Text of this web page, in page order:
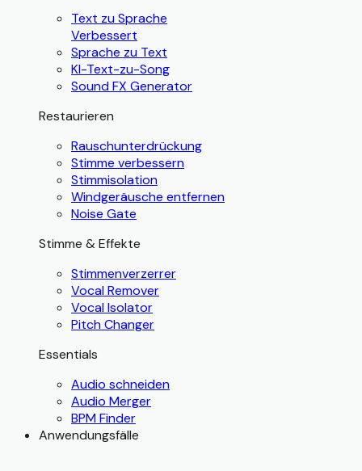
Text zu Sprache
Verbessert
Sprache zu Text
KI-Text-zu-Song
Sound FX Generator
Restaurieren
Rauschunterdrückung
Stimme verbessern
Stimmisolation
Windgeräusche entfernen
Noise Gate
Stimme & Effekte
Stimmenverzerrer
Vocal Remover
Vocal Isolator
Pitch Changer
Essentials
Audio schneiden
Audio Merger
BPM Finder
Anwendungsfälle